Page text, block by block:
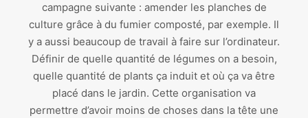
campagne suivante : amender les planches de
culture grâce à du fumier composté, par exemple. Il
y a aussi beaucoup de travail à faire sur l’ordinateur.
Définir de quelle quantité de légumes on a besoin,
quelle quantité de plants ça induit et où ça va être
placé dans le jardin. Cette organisation va
permettre d’avoir moins de choses dans la tête une